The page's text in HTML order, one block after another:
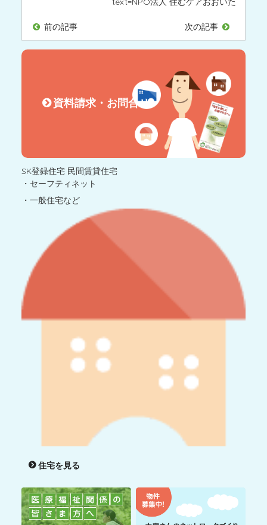
前の記事 次の記事
資料請求・お問合せ
SK登録住宅 民間賃貸住宅
・セーフティネット
・一般住宅など
住宅を見る